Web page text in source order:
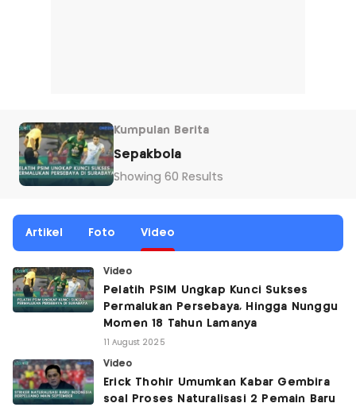
Kumpulan Berita
Sepakbola
Showing 60 Results
Artikel Foto Video
Video
Pelatih PSIM Ungkap Kunci Sukses
Permalukan Persebaya, Hingga Nunggu
Momen 18 Tahun Lamanya
11 August 2025
Video
Erick Thohir Umumkan Kabar Gembira
soal Proses Naturalisasi 2 Pemain Baru